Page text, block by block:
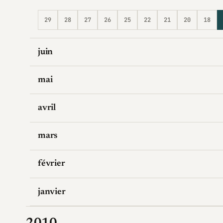
29 28 27 26 25 22 21 20 18
juin
mai
avril
mars
février
janvier